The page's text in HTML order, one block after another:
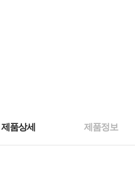
제품상세 제품정보